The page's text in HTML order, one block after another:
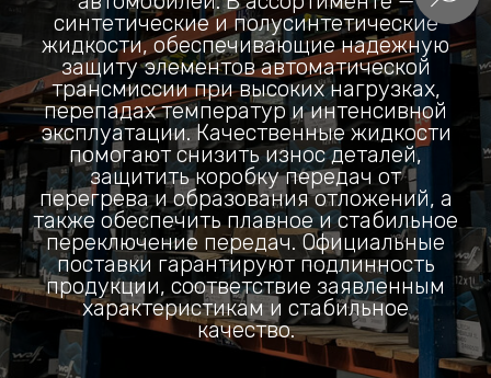
синтетические и полусинтетические
жидкости, обеспечивающие надежную
защиту элементов автоматической
трансмиссии при высоких нагрузках,
перепадах температур и интенсивной
эксплуатации. Качественные жидкости
помогают снизить износ деталей,
защитить коробку передач от
перегрева и образования отложений, а
также обеспечить плавное и стабильное
переключение передач. Официальные
поставки гарантируют подлинность
продукции, соответствие заявленным
характеристикам и стабильное
качество.